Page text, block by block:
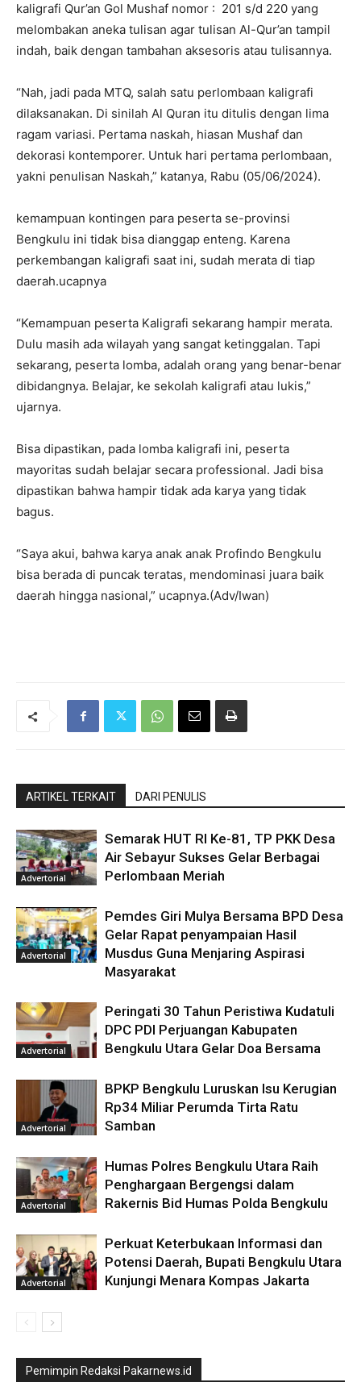
kaligrafi Qur’an Gol Mushaf nomor : 201 s/d 220 yang
melombakan aneka tulisan agar tulisan Al-Qur’an tampil
indah, baik dengan tambahan aksesoris atau tulisannya.
“Nah, jadi pada MTQ, salah satu perlombaan kaligrafi
dilaksanakan. Di sinilah Al Quran itu ditulis dengan lima
ragam variasi. Pertama naskah, hiasan Mushaf dan
dekorasi kontemporer. Untuk hari pertama perlombaan,
yakni penulisan Naskah,” katanya, Rabu (05/06/2024).
kemampuan kontingen para peserta se-provinsi
Bengkulu ini tidak bisa dianggap enteng. Karena
perkembangan kaligrafi saat ini, sudah merata di tiap
daerah.ucapnya
“Kemampuan peserta Kaligrafi sekarang hampir merata.
Dulu masih ada wilayah yang sangat ketinggalan. Tapi
sekarang, peserta lomba, adalah orang yang benar-benar
dibidangnya. Belajar, ke sekolah kaligrafi atau lukis,”
ujarnya.
Bisa dipastikan, pada lomba kaligrafi ini, peserta
mayoritas sudah belajar secara professional. Jadi bisa
dipastikan bahwa hampir tidak ada karya yang tidak
bagus.
“Saya akui, bahwa karya anak anak Profindo Bengkulu
bisa berada di puncak teratas, mendominasi juara baik
daerah hingga nasional,” ucapnya.(Adv/Iwan)
ARTIKEL TERKAIT DARI PENULIS
Advertorial
Semarak HUT RI Ke-81, TP PKK Desa
Air Sebayur Sukses Gelar Berbagai
Perlombaan Meriah
Advertorial
Pemdes Giri Mulya Bersama BPD Desa
Gelar Rapat penyampaian Hasil
Musdus Guna Menjaring Aspirasi
Masyarakat
Advertorial
Peringati 30 Tahun Peristiwa Kudatuli
DPC PDI Perjuangan Kabupaten
Bengkulu Utara Gelar Doa Bersama
Advertorial
BPKP Bengkulu Luruskan Isu Kerugian
Rp34 Miliar Perumda Tirta Ratu
Samban
Advertorial
Humas Polres Bengkulu Utara Raih
Penghargaan Bergengsi dalam
Rakernis Bid Humas Polda Bengkulu
Advertorial
Perkuat Keterbukaan Informasi dan
Potensi Daerah, Bupati Bengkulu Utara
Kunjungi Menara Kompas Jakarta
Pemimpin Redaksi Pakarnews.id